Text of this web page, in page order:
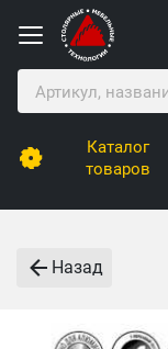
Каталог
товаров
Назад